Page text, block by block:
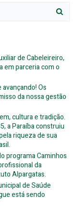
de Cabeleireiro,
em parceria com o
Os
da nossa gestão
cultura e tradição.
a Paraíba construiu
riqueza de sua
programa Caminhos
da
Alpargatas.
de Saúde
está sendo